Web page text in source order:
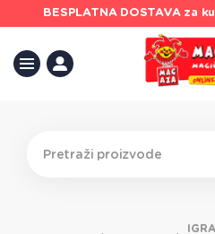
BESPLATNA DOSTAVAza